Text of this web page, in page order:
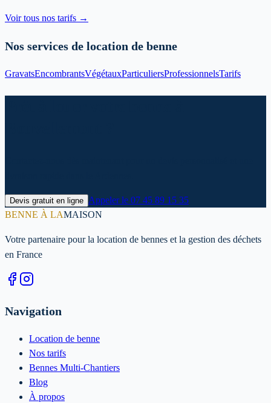
Voir tous nos tarifs →
Nos services de location de benne
GravatsEncombrantsVégétauxParticuliersProfessionnelsTarifs
Devis gratuit en ligne Appeler le 07 45 89 15 35
BENNE À LAMAISON
Votre partenaire pour la location de bennes et la gestion des déchets
en France
Navigation
Location de benne
Nos tarifs
Bennes Multi-Chantiers
Blog
À propos